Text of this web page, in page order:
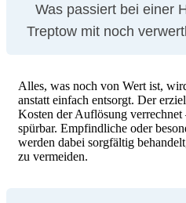
Was passiert bei einer
Treptow mit noch
Alles, was noch von Wert ist,
anstatt einfach entsorgt. Der
Kosten der Auflösung verrechnet
spürbar. Empfindliche oder
werden dabei sorgfältig
zu vermeiden.